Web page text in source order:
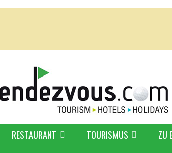
RESTAURANT TOURISMUS ZU